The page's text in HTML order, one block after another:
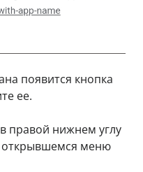
появится кнопка
ее.
правой нижнем углу
открывшемся меню